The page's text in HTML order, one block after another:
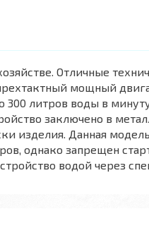
Отличные
мощный
300 литров воды в
заключено в
изделия. Данная
однако запрещен
водой через